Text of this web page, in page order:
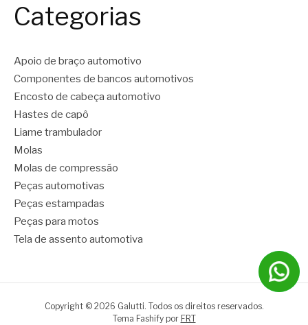
Categorias
Apoio de braço automotivo
Componentes de bancos automotivos
Encosto de cabeça automotivo
Hastes de capô
Liame trambulador
Molas
Molas de compressão
Peças automotivas
Peças estampadas
Peças para motos
Tela de assento automotiva
Copyright © 2026 Galutti. Todos os direitos reservados.
Tema Fashify por FRT